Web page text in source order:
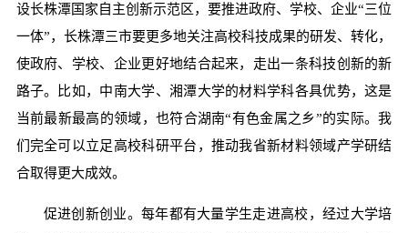
设长株潭国家自主创新示范区，要推进政府、学校、企业“三位
一体”，长株潭三市要更多地关注高校科技成果的研发、转化，
使政府、学校、企业更好地结合起来，走出一条科技创新的新
路子。比如，中南大学、湘潭大学的材料学科各具优势，这是
当前最新最高的领域，也符合湖南“有色金属之乡”的实际。我
们完全可以立足高校科研平台，推动我省新材料领域产学研结
合取得更大成效。
促进创新创业。每年都有大量学生走进高校，经过大学培